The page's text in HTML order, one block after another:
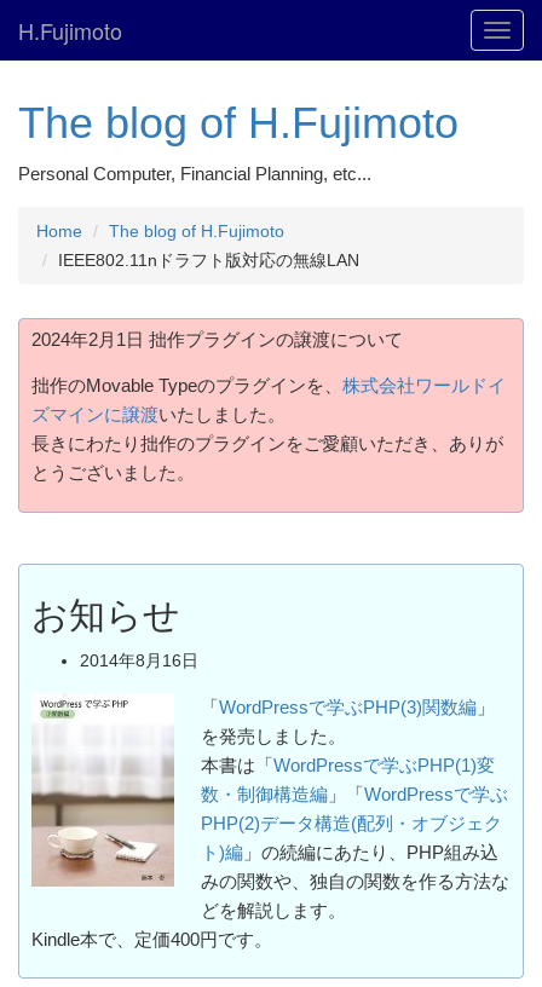
H.Fujimoto
The blog of H.Fujimoto
Personal Computer, Financial Planning, etc...
Home
The blog of H.Fujimoto
IEEE802.11nドラフト版対応の無線LAN
2024年2月1日 拙作プラグインの譲渡について
拙作のMovable Typeのプラグインを、 株式会社ワールドイ
ズマインに譲渡いたしました。
長きにわたり拙作のプラグインをご愛顧いただき、ありが
とうございました。
お知らせ
2014年8月16日
「 WordPressで学ぶPHP(3)関数編 」
を発売しました。
本書は「 WordPressで学ぶPHP(1)変
数・制御構造編 」「 WordPressで学ぶ
PHP(2)データ構造(配列・オブジェク
ト)編 」の続編にあたり、PHP組み込
みの関数や、独自の関数を作る方法な
どを解説します。
Kindle本で、定価400円です。